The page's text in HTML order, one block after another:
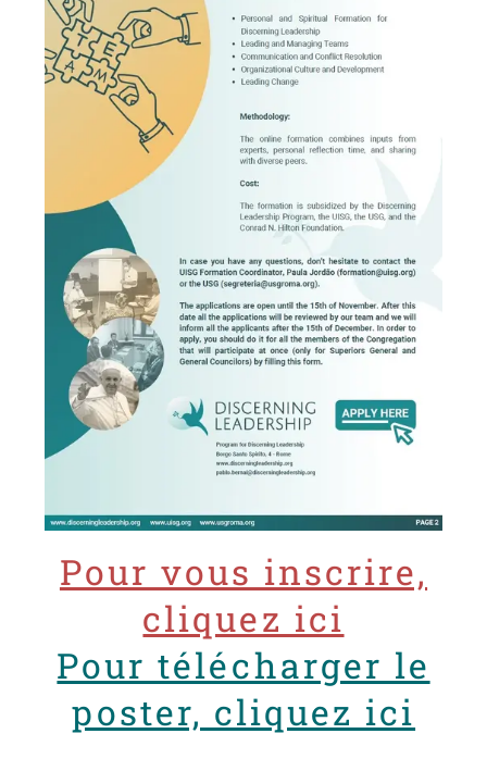
Pour vous inscrire,
cliquez ici
Pour télécharger le
poster, cliquez ici